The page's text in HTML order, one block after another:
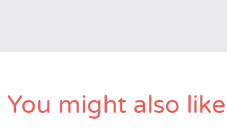
You might also like